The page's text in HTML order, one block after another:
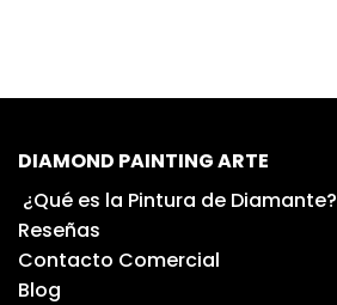
DIAMOND PAINTING ARTE
¿Qué es la Pintura de Diamante?
Reseñas
Contacto Comercial
Blog